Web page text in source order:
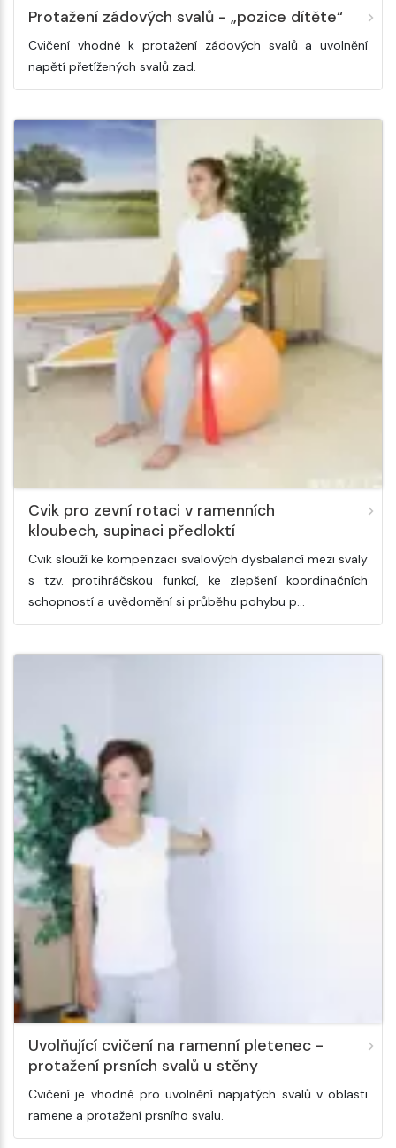
Protažení zádových svalů - „pozice dítěte“
Cvičení vhodné k protažení zádových svalů a uvolnění
napětí přetížených svalů zad.
Cvik pro zevní rotaci v ramenních
kloubech, supinaci předloktí
Cvik slouží ke kompenzaci svalových dysbalancí mezi svaly
s tzv. protihráčskou funkcí, ke zlepšení koordinačních
schopností a uvědomění si průběhu pohybu p…
Uvolňující cvičení na ramenní pletenec -
protažení prsních svalů u stěny
Cvičení je vhodné pro uvolnění napjatých svalů v oblasti
ramene a protažení prsního svalu.